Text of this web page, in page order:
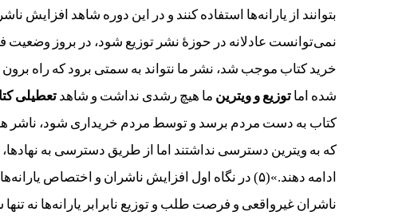
بتوانند از یارانه‌ها استفاده کنند و در این دوره شاهد
نمی‌توانست عادلانه در حوزۀ نشر توزیع شود، در بروز وضعیت
خرید کتاب موجب شد، نشر ما نتواند به سمتی برود که راه برون
شده اما توزیع و ویترین ما هیچ رشدی نداشت و شاهد تعطیلی
کتاب به دست مردم برسد و توسط مردم خریداری شود، ناشر هم
که به ویترین دسترسی نداشتند اما از طریق دسترسی به نهادها،
ادامه دهند.»(۵) در نگاه اول افزایش ناشران و
ناشران غیرواقعی و فرصت طلب و توزیع نابرابر یارانه‌ها نه